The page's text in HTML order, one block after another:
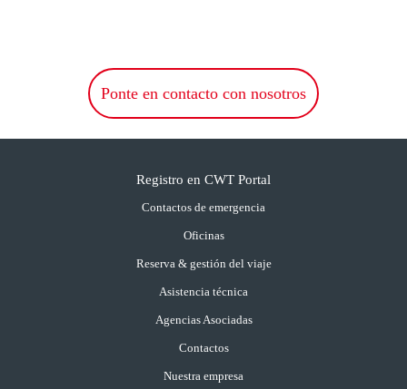
Ponte en contacto con nosotros
Registro en CWT Portal
Contactos de emergencia
Oficinas
Reserva & gestión del viaje
Asistencia técnica
Agencias Asociadas
Contactos
Nuestra empresa